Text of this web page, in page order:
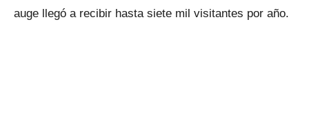
auge llegó a recibir hasta siete mil visitantes por año.